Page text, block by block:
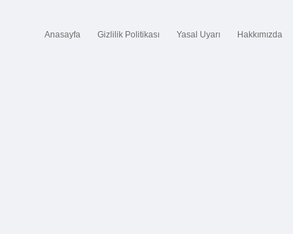
Anasayfa Gizlilik Politikası Yasal Uyarı Hakkımızda